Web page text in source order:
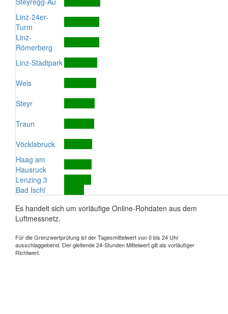
Linz-24er-
Turm
Linz-
Römerberg
Linz-Stadtpark
Wels
Steyr
Traun
Vöcklabruck
Haag am
Hausruck
Lenzing 3
Bad Ischl
Es handelt sich um vorläufige Online-Rohdaten aus dem
Luftmessnetz.
Für die Grenzwertprüfung ist der Tagesmittelwert von 0 bis 24 Uhr
ausschlaggebend. Der gleitende 24-Stunden Mittelwert gilt als vorläufiger
Richtwert.